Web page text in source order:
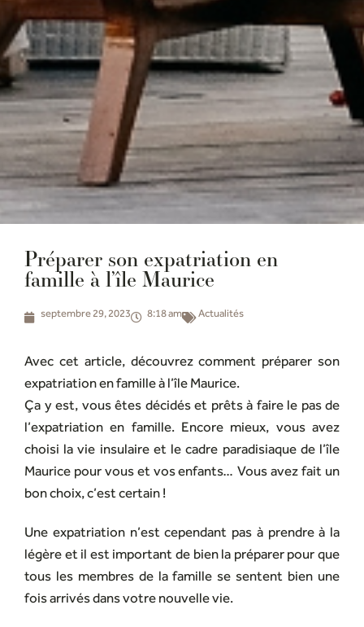
Préparer son expatriation en
famille à l’île Maurice
septembre 29, 2023 8:18 am Actualités
Avec cet article, découvrez comment préparer son
expatriation en famille à l’île Maurice.
Ça y est, vous êtes décidés et prêts à faire le pas de
l’expatriation en famille. Encore mieux, vous avez
choisi la vie insulaire et le cadre paradisiaque de l’île
Maurice pour vous et vos enfants… Vous avez fait un
bon choix, c’est certain !
Une expatriation n’est cependant pas à prendre à la
légère et il est important de bien la préparer pour que
tous les membres de la famille se sentent bien une
fois arrivés dans votre nouvelle vie.